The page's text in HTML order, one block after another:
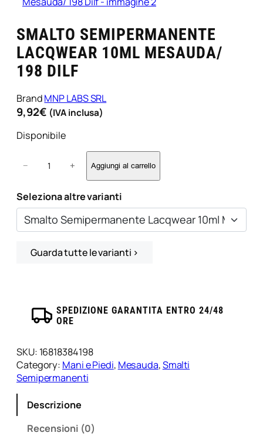
SMALTO SEMIPERMANENTE
LACQWEAR 10ML MESAUDA/
198 DILF
BrandMNP LABS SRL
9,92€ (IVA inclusa)
Disponibile
m
l
t
S
n
e
n
L
− + Aggiungi al carrello
Seleziona altre varianti
Guarda tutte le varianti ›
SPEDIZIONE GARANTITA ENTRO 24/48
ORE
SKU: 16818384198
Category: Mani e Piedi, Mesauda, Smalti
Semipermanenti
Descrizione
Recensioni (0)